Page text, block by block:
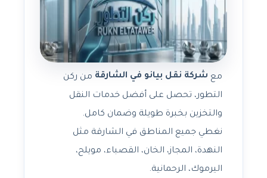
مع شركة نقل بيانو في الشارقة من ركن
التطور، تحصل على أفضل خدمات النقل
والتخزين بخبرة طويلة وضمان كامل.
نغطي جميع المناطق في الشارقة مثل
النهدة، المجاز، الخان، القصباء، مويلح،
اليرموك، الرحمانية.